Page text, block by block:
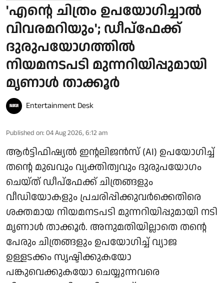
'എന്റെ ചിത്രം ഉപയോഗിച്ചാൽ
വിവരമറിയും'; ഡീപ്‌ഫേക്ക്
ദുരുപയോഗത്തിൽ
നിയമനടപടി മുന്നറിയിപ്പുമായി
മൃണാൾ താക്കൂർ
Entertainment Desk
Published on: 04 Aug 2026, 6:12 am
ആർട്ടിഫിഷ്യൽ ഇന്റലിജൻസ് (AI) ഉപയോഗിച്ച്
തന്റെ മുഖവും വ്യക്തിത്വവും ദുരുപയോഗം
ചെയ്ത് ഡീപ്‌ഫേക്ക് ചിത്രങ്ങളും
വീഡിയോകളും പ്രചരിപ്പിക്കുവർക്കെതിരെ
ശക്തമായ നിയമനടപടി മുന്നറിയിപ്പുമായി നടി
മൃണാൾ താക്കൂർ. അനുമതിയില്ലാതെ തന്റെ
പേരും ചിത്രങ്ങളും ഉപയോഗിച്ച് വ്യാജ
ഉള്ളടക്കം സൃഷ്ടിക്കുകയോ
പങ്കുവെക്കുകയോ ചെയ്യുന്നവരെ